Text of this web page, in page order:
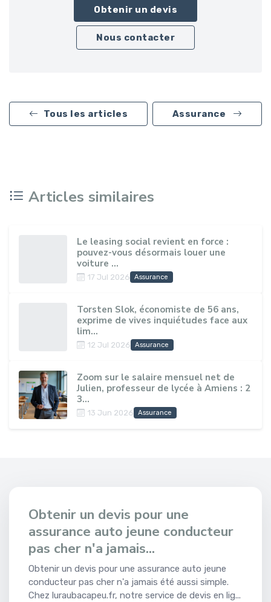
Obtenir un devis
Nous contacter
Tous les articles Assurance
Articles similaires
Le leasing social revient en force :
pouvez-vous désormais louer une
voiture ...
17 Jul 2026 Assurance
Torsten Slok, économiste de 56 ans,
exprime de vives inquiétudes face aux
lim...
12 Jul 2026 Assurance
Zoom sur le salaire mensuel net de
Julien, professeur de lycée à Amiens : 2
3...
13 Jun 2026 Assurance
Obtenir un devis pour une
assurance auto jeune conducteur
pas cher n'a jamais...
Obtenir un devis pour une assurance auto jeune
conducteur pas cher n'a jamais été aussi simple.
Chez luraubacapeu.fr, notre service de devis en lig...